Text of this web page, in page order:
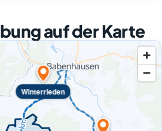
auf der Karte
Winterrieden